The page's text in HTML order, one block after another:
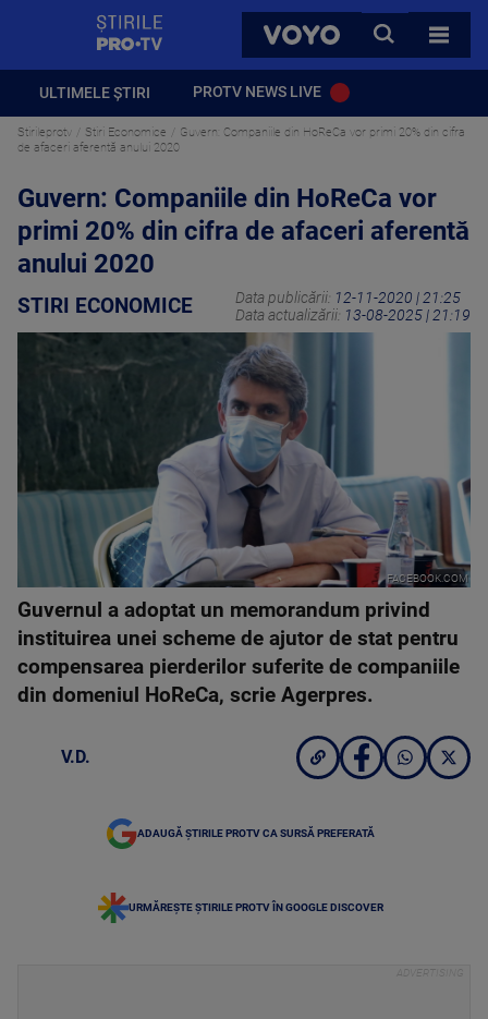
VOYO
CAUTA
TOATE
ULTIMELE ȘTIRI PROTV NEWS LIVE
Stirileprotv Stiri Economice
Guvern: Companiile din HoReCa vor primi 20% din cifra
de afaceri aferentă anului 2020
Guvern: Companiile din HoReCa vor
primi 20% din cifra de afaceri aferentă
anului 2020
STIRI ECONOMICE Data publicării: 12-11-2020 | 21:25
Data actualizării: 13-08-2025 | 21:19
FACEBOOK.COM
Guvernul a adoptat un memorandum privind
instituirea unei scheme de ajutor de stat pentru
compensarea pierderilor suferite de companiile
din domeniul HoReCa, scrie Agerpres.
V.D.
ADAUGĂ ȘTIRILE PROTV CA SURSĂ PREFERATĂ
URMĂREȘTE ȘTIRILE PROTV ÎN GOOGLE DISCOVER